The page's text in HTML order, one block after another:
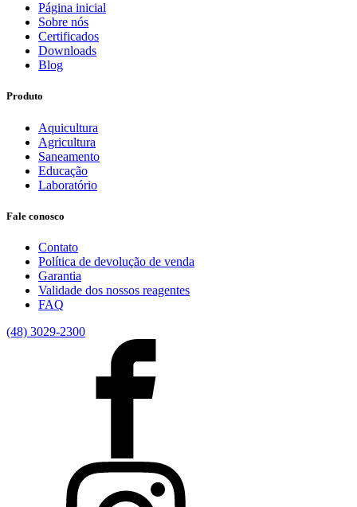
Página inicial
Sobre nós
Certificados
Downloads
Blog
Produto
Aquicultura
Agricultura
Saneamento
Educação
Laboratório
Fale conosco
Contato
Política de devolução de venda
Garantia
Validade dos nossos reagentes
FAQ
(48) 3029-2300